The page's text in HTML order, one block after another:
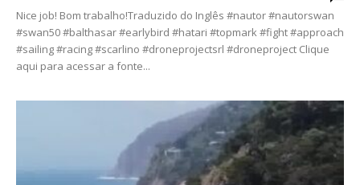
Nice job! Bom trabalho!Traduzido do Inglês #nautor #nautorswan
#swan50 #balthasar #earlybird #hatari #topmark #fight #approach
#sailing #racing #scarlino #droneprojectsrl #droneproject Clique
aqui para acessar a fonte...